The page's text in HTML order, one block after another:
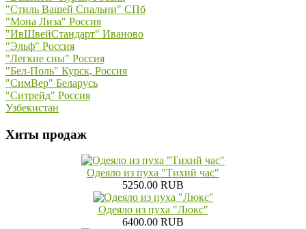
"Стиль Вашей Спальни" СПб
"Мона Лиза" Россия
"ИвШвейСтандарт" Иваново
"Эльф" Россия
"Легкие сны" Россия
"Бел-Поль" Курск, Россия
"СимВер" Беларусь
"Ситрейд" Россия
Узбекистан
Хиты продаж
Одеяло из пуха "Тихий час"
5250.00 RUB
Одеяло из пуха "Люкс"
6400.00 RUB